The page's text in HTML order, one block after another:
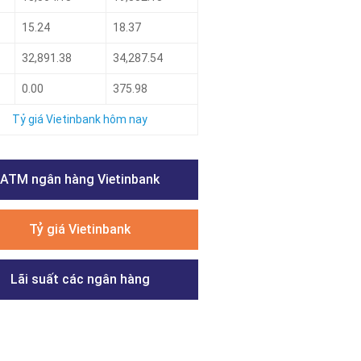
15.24 18.37
32,891.38 34,287.54
0.00 375.98
Tỷ giá Vietinbank hôm nay
ATM ngân hàng Vietinbank
Tỷ giá Vietinbank
Lãi suất các ngân hàng